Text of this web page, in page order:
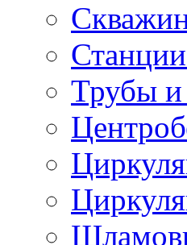
Трубы